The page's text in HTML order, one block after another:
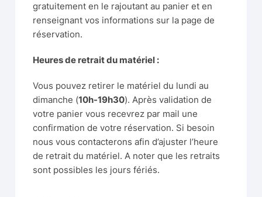
gratuitement en le rajoutant au panier et en
renseignant vos informations sur la page de
réservation.
Heures de retrait du matériel :
Vous pouvez retirer le matériel du lundi au
dimanche (10h-19h30). Après validation de
votre panier vous recevrez par mail une
confirmation de votre réservation. Si besoin
nous vous contacterons afin d’ajuster l’heure
de retrait du matériel. A noter que les retraits
sont possibles les jours fériés.